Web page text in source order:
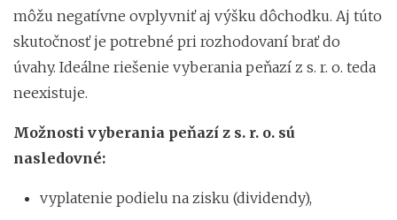
môžu negatívne ovplyvniť aj výšku dôchodku. Aj túto
skutočnosť je potrebné pri rozhodovaní brať do
úvahy. Ideálne riešenie vyberania peňazí z s. r. o. teda
neexistuje.
Možnosti vyberania peňazí z s. r. o. sú
nasledovné:
vyplatenie podielu na zisku (dividendy),